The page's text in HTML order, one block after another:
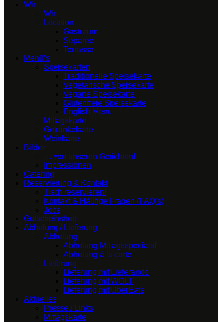
Wir
Wir
Location
Gastraum
Séparée
Terrasse
Menü’s
Speisekarten
Traditionelle Speisekarte
Vegetarische Speisekarte
Vegane Speisekarte
Glutenfreie Speisekarte
English Menu
Mittagskarte
Getränkekarte
Weinkarte
Bilder
… von unseren Gerichten!
Impressionen
Catering
Reservierung & Kontakt
Tisch reservieren!
Kontakt & Häufige Fragen (FAQ’s)
Jobs
Gutscheinshop
Abholung / Lieferung
Abholung
Abholung Mittagsspecials!
Abholung á la carte
Lieferung
Lieferung mit Lieferando
Lieferung mit WOLT
Lieferung mit UberEats
Aktuelles
Presse / Links
Mittagskarte